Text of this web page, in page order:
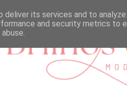
its services and to
and security metrics to